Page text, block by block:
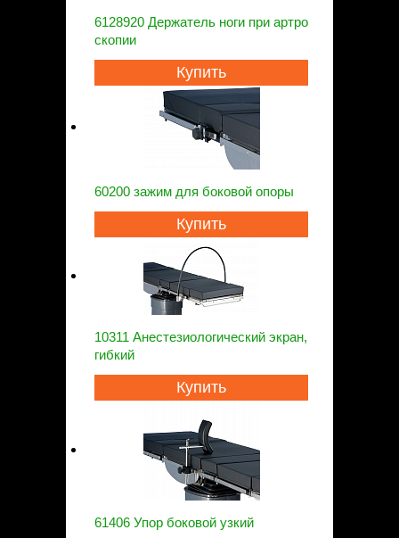
6128920 Держатель ноги при артро
скопии
Купить
60200 зажим для боковой опоры
Купить
10311 Анестезиологический экран,
гибкий
Купить
61406 Упор боковой узкий